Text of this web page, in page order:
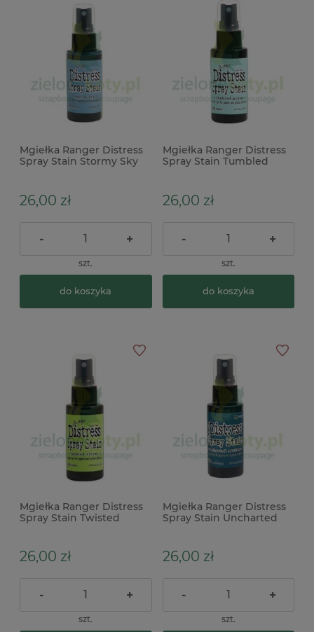
Mgiełka Ranger Distress
Spray Stain Stormy Sky
26,00 zł
- +
szt.
do koszyka
Mgiełka Ranger Distress
Spray Stain Tumbled
26,00 zł
- +
szt.
do koszyka
Mgiełka Ranger Distress
Spray Stain Twisted
26,00 zł
- +
szt.
Mgiełka Ranger Distress
Spray Stain Uncharted
26,00 zł
- +
szt.